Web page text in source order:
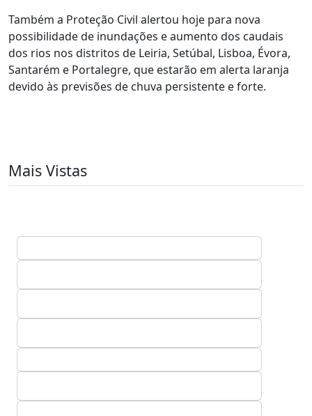
Também a Proteção Civil alertou hoje para nova
possibilidade de inundações e aumento dos caudais
dos rios nos distritos de Leiria, Setúbal, Lisboa, Évora,
Santarém e Portalegre, que estarão em alerta laranja
devido às previsões de chuva persistente e forte.
Mais Vistas